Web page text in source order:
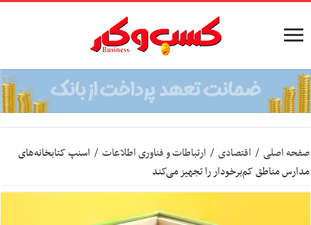
صفحه اصلی / اقتصادی / ارتباطات و فناوری اطلاعات / اسنپ کتابخانه‌های
مدارس مناطق کم‌برخودار را تجهیز می‌کند